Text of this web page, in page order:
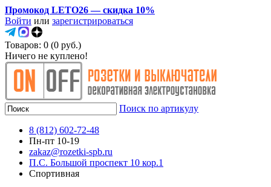
Промокод LETO26 — скидка 10%
Войти или зарегистрироваться
Товаров: 0 (0 руб.)
Ничего не куплено!
Поиск по артикулу
8 (812) 602-72-48
Пн-пт 10-19
zakaz@rozetki-spb.ru
П.С. Большой проспект 10 кор.1
Спортивная